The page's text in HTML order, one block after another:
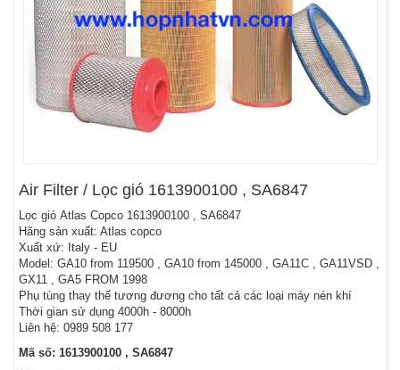
Air Filter / Lọc gió 1613900100 , SA6847
Lọc gió Atlas Copco 1613900100 , SA6847
Hãng sản xuất: Atlas copco
Xuất xứ: Italy - EU
Model: GA10 from 119500 , GA10 from 145000 , GA11C , GA11VSD ,
GX11 , GA5 FROM 1998
Phụ tùng thay thế tương đương cho tất cả các loại máy nén khí
Thời gian sử dụng 4000h - 8000h
Liên hệ: 0989 508 177
Mã số: 1613900100 , SA6847